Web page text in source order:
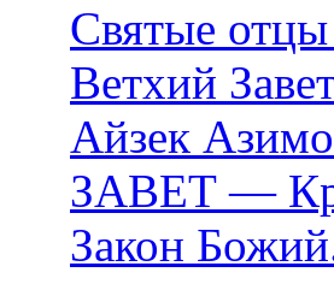
Святые
Ветхий
Айзек
ЗАВЕТ —
Закон